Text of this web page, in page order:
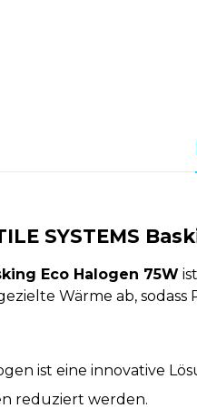
SYSTEMS
Eco Halogen 75W
Wärme ab,
ist eine innovative
reduziert werden.